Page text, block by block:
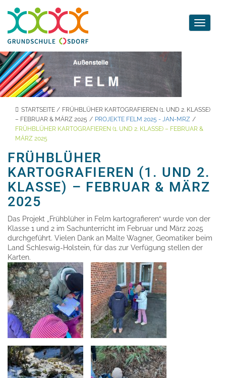
Toggle
STARTSEITE / FRÜHBLÜHER KARTOGRAFIEREN (1. UND 2. KLASSE)
– FEBRUAR & MÄRZ 2025 / PROJEKTE FELM 2025 - JAN-MRZ /
FRÜHBLÜHER KARTOGRAFIEREN (1. UND 2. KLASSE) – FEBRUAR &
MÄRZ 2025
FRÜHBLÜHER
KARTOGRAFIEREN (1. UND 2.
KLASSE) – FEBRUAR & MÄRZ
2025
Das Projekt „Frühblüher in Felm kartografieren“ wurde von der
Klasse 1 und 2 im Sachunterricht im Februar und März 2025
durchgeführt. Vielen Dank an Malte Wagner, Geomatiker beim
Land Schleswig-Holstein, für das zur Verfügung stellen der
Karten.